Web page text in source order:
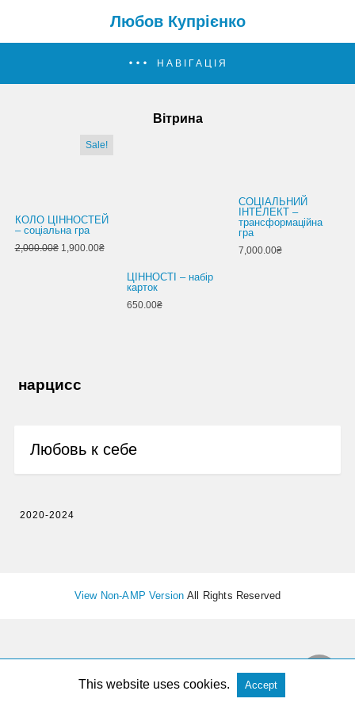
Любов Купрієнко
НАВІГАЦІЯ
Вітрина
Sale!
КОЛО ЦІННОСТЕЙ
– соціальна гра
2,000.00₴1,900.00₴
ЦІННОСТІ – набір
карток
650.00₴
СОЦІАЛЬНИЙ
ІНТЕЛЕКТ –
трансформаційна
гра
7,000.00₴
нарцисс
Любовь к себе
2020-2024
View Non-AMP Version All Rights Reserved
This website uses cookies. Accept